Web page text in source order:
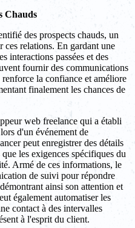
Chauds
des prospects chauds, un
relations. En gardant une
interactions passées et des
fournir des communications
la confiance et améliore
finalement les chances de
web freelance qui a établi
d'un événement de
peut enregistrer des détails
les exigences spécifiques du
Armé de ces informations, le
de suivi pour répondre
ainsi son attention et
également automatiser les
contact à des intervalles
à l'esprit du client.